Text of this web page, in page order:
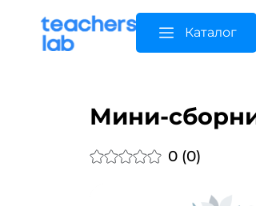
Каталог
Мини-
0 (0)